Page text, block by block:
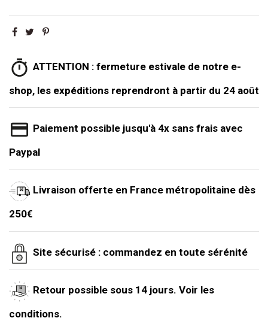
ATTENTION : fermeture estivale de notre e-
shop, les expéditions reprendront à partir du 24 août
Paiement possible jusqu'à 4x sans frais avec
Paypal
Livraison offerte en France métropolitaine dès
250€
Site sécurisé : commandez en toute sérénité
Retour possible sous 14 jours. Voir les
conditions.